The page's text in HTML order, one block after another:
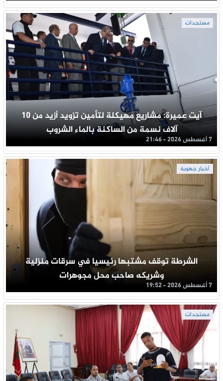
مستجدات
آيت عميرة: مشاريع مهيكلة لتأمين تزويد أزيد من 10
آلاف نسمة من الساكنة بالماء الشروب
7 أغسطس 2026 - 21:46
أخبار جهوية
الشرطة توقف مشتبها رئيسيا في سرقات منزلية
وشريكه صاحب محل مجوهرات
7 أغسطس 2026 - 19:52
مستجدات